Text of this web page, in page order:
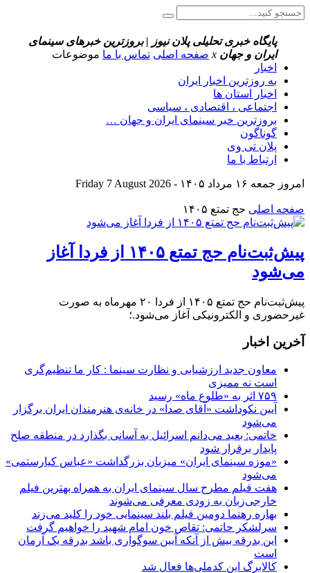
پایگاه خبری تحلیلی پلان نیوز | بروزترین خبرهای سینمای
ایران و جهان x صفحه اصلی تماس با ما موضوعات
اخبار
به روزترین اخبار ایران
اخبار استان ها
اجتماعی ، اقتصادی ، سیاسی
بروزترین خبر سینمای ایران و جهان …
گوناگون
پلان تی وی
ارتباط با ما
امروز جمعه ۱۶ مرداد ۱۴۰۵ - Friday 7 August 2026
صفحه اصلی حج تمتع ۱۴۰۵
پیش‌ثبت‌نام حج تمتع ۱۴۰۵ از فردا آغاز
می‌شود
پیش‌ثبت‌نام حج تمتع ۱۴۰۵ از فردا ۲۰ مهرماه به صورت
غیرحضوری و الکترونیکی آغاز می‌شود.؛
آخرین اخبار
معاون جدید ارزشیابی و نظارت سینما : کار ما تنظیم‌گری
است نه ممیزی
۷۵۹ اثر به «طلوع ماه» رسید
آیین نکوداشت «آقای صدا» در خانه‌ی هنرمندان ایران برگزار
می‌شود
خاتمی: بعید می‌دانم اسرائیل به آسانی بگذارد در منطقه صلح
پایدار برقرار شود
«موزه سینمای ایران» میزبان بزرگداشت «عباس کیارستمی»
می‌شود
هفت فیلم مطرح سال سینمای ایران به همراه بهترین فیلم
خارجی‌زبان به زودی معرفی می‌شوند
بهاره رهنما دومین فیلم بلند سینمایی خود را کلید می‌زند
سرلشکر حاتمی: تقاص خون امام شهید را خواهیم گرفت
این بدرقه بیش از آنکه آیین سوگواری باشد بدرقه یک آرمان
است
کالابرگ این کدملی‌ها فعال شد